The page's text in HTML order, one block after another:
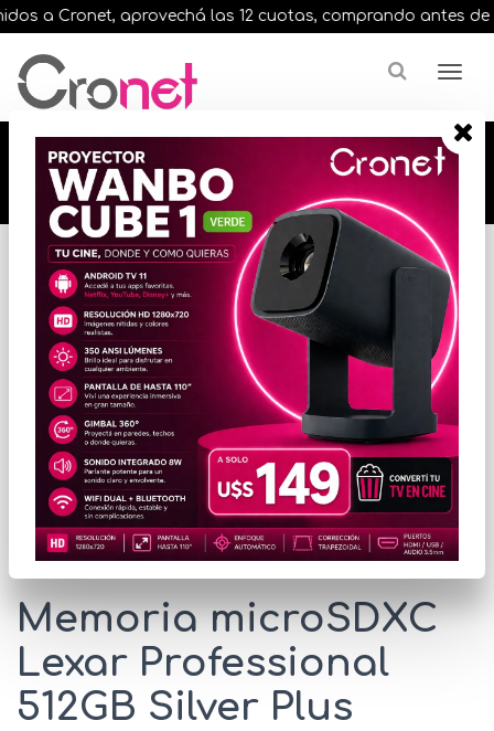
a Cronet, aprovechá las 12 cuotas, comprando antes de
🔥🔥🔥 12 cuotas, en todos nuestros artículos,
comprando antes de las 13 hrs. envíos en el
día 🔥🔥🔥
Inicio ALMACENAMIENTO MEMORIAS FLASH
* Las imágenes se exhiben con fines ilustrativos.
Memoria microSDXC
Lexar Professional
512GB Silver Plus